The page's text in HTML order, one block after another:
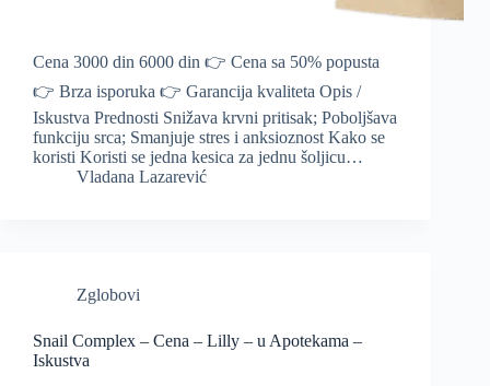
Cena 3000 din 6000 din 👉 Cena sa 50% popusta
👉 Brza isporuka 👉 Garancija kvaliteta Opis /
Iskustva Prednosti Snižava krvni pritisak; Poboljšava
funkciju srca; Smanjuje stres i anksioznost Kako se
koristi Koristi se jedna kesica za jednu šoljicu…
Vladana Lazarević
Zglobovi
Snail Complex – Cena – Lilly – u Apotekama –
Iskustva